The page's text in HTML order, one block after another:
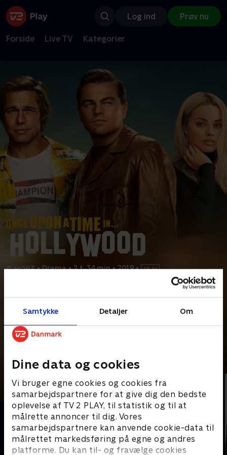
Samtykke Detaljer Om
Dine data og cookies
Vi bruger egne cookies og cookies fra
samarbejdspartnere for at give dig den bedste
oplevelse af TV 2 PLAY, til statistik og til at
målrette annoncer til dig. Vores
samarbejdspartnere kan anvende cookie-data til
målrettet markedsføring på egne og andres
platforme. Du kan til- og fravælge cookies
Log ind Prøv nu
Forside Live TV Kategorier
• Drama • 2 t. 34 min • 2019 •
Det er 1969, og underholdningsbranchen er under forvandling.
Tv-stjernen Rick Dalton og hans stuntmand Cliff
Prøv TV 2 Play*
*Kræver pakken Basis. Administrer dit abonnement på Mit TV 2.
Andre så også